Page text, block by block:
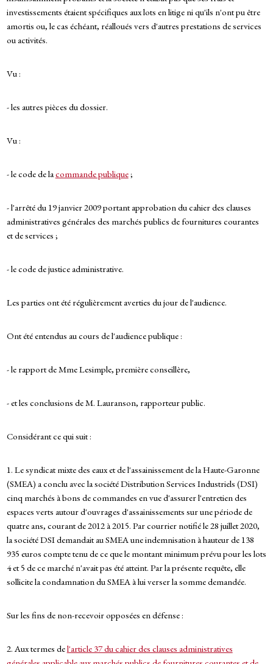
investissements étaient spécifiques aux lots en litige ni qu'ils n'ont pu être
amortis ou, le cas échéant, réalloués vers d'autres prestations de services
ou activités.
Vu :
- les autres pièces du dossier.
Vu :
- le code de lacommande publique;
- l'arrêté du 19 janvier 2009 portant approbation du cahier des clauses
administratives générales des marchés publics de fournitures courantes
et de services ;
- le code de justice administrative.
Les parties ont été régulièrement averties du jour de l'audience.
Ont été entendus au cours de l'audience publique :
- le rapport de Mme Lesimple, première conseillère,
- et les conclusions de M. Lauranson, rapporteur public.
Considérant ce qui suit :
1. Le syndicat mixte des eaux et de l'assainissement de la Haute-Garonne
(SMEA) a conclu avec la société Distribution Services Industriels (DSI)
cinq marchés à bons de commandes en vue d'assurer l'entretien des
espaces verts autour d'ouvrages d'assainissements sur une période de
quatre ans, courant de 2012 à 2015. Par courrier notifié le 28 juillet 2020,
la société DSI demandait au SMEA une indemnisation à hauteur de 138
935 euros compte tenu de ce que le montant minimum prévu pour les lots
4 et 5 de ce marché n'avait pas été atteint. Par la présente requête, elle
sollicite la condamnation du SMEA à lui verser la somme demandée.
Sur les fins de non-recevoir opposées en défense :
2. Aux termes del'article 37 du cahier des clauses administratives